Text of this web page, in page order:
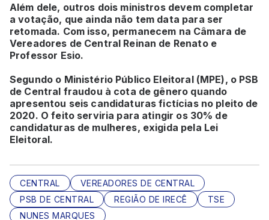
Além dele, outros dois ministros devem completar
a votação, que ainda não tem data para ser
retomada. Com isso, permanecem na Câmara de
Vereadores de Central Reinan de Renato e
Professor Esio.
Segundo o Ministério Público Eleitoral (MPE), o PSB
de Central fraudou à cota de gênero quando
apresentou seis candidaturas fictícias no pleito de
2020. O feito serviria para atingir os 30% de
candidaturas de mulheres, exigida pela Lei
Eleitoral.
CENTRAL
VEREADORES DE CENTRAL
PSB DE CENTRAL
REGIÃO DE IRECÊ
TSE
NUNES MARQUES